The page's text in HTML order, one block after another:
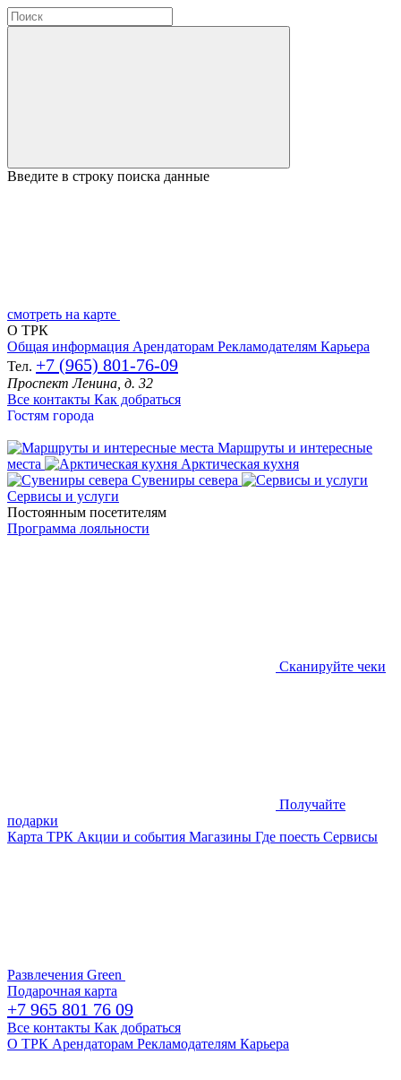
Введите в строку поиска данные
смотреть на карте
О ТРК
Общая информация Арендаторам Рекламодателям Карьера
Тел. +7 (965) 801-76-09
Проспект Ленина, д. 32
Все контакты Как добраться
Гостям города
Маршруты и интересные
места
Арктическая кухня
Сувениры севера
Сервисы и услуги
Постоянным посетителям
Программа лояльности
Сканируйте чеки
Получайте
подарки
Карта ТРК Акции и события Магазины Где поесть Сервисы
Развлечения Green
Подарочная карта
+7 965 801 76 09
Все контакты Как добраться
О ТРК Арендаторам Рекламодателям Карьера